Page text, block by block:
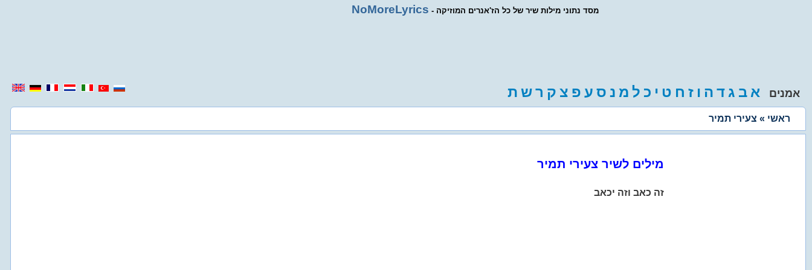
NoMoreLyrics - מסד נתוני מילות שיר של כל הז'אנרים המוזיקה
אמנים א ב ג ד ה ו ז ח ט י כ ל מ נ ס ע פ צ ק רש ת
ראשי » צעירי תמיר
מילים לשיר צעירי תמיר
זה כאב וזה יכאב